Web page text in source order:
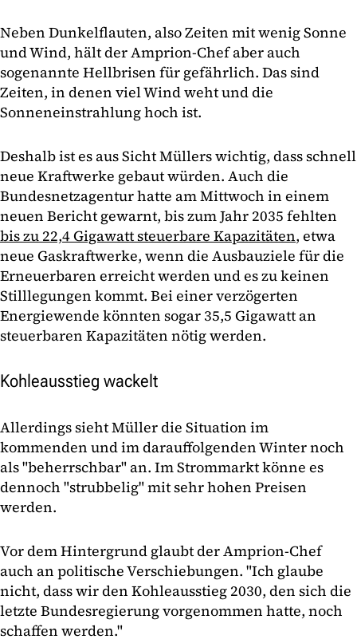
Neben Dunkelflauten, also Zeiten mit wenig Sonne
und Wind, hält der Amprion-Chef aber auch
sogenannte Hellbrisen für gefährlich. Das sind
Zeiten, in denen viel Wind weht und die
Sonneneinstrahlung hoch ist.
Deshalb ist es aus Sicht Müllers wichtig, dass schnell
neue Kraftwerke gebaut würden. Auch die
Bundesnetzagentur hatte am Mittwoch in einem
neuen Bericht gewarnt, bis zum Jahr 2035 fehlten
bis zu 22,4 Gigawatt steuerbare Kapazitäten, etwa
neue Gaskraftwerke, wenn die Ausbauziele für die
Erneuerbaren erreicht werden und es zu keinen
Stilllegungen kommt. Bei einer verzögerten
Energiewende könnten sogar 35,5 Gigawatt an
steuerbaren Kapazitäten nötig werden.
Kohleausstieg wackelt
Allerdings sieht Müller die Situation im
kommenden und im darauffolgenden Winter noch
als "beherrschbar" an. Im Strommarkt könne es
dennoch "strubbelig" mit sehr hohen Preisen
werden.
Vor dem Hintergrund glaubt der Amprion-Chef
auch an politische Verschiebungen. "Ich glaube
nicht, dass wir den Kohleausstieg 2030, den sich die
letzte Bundesregierung vorgenommen hatte, noch
schaffen werden."